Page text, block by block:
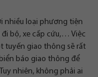
nhiều loại phương tiện
đi bộ, xe cấp cứu,… Việc
tuyến giao thông sẽ rất
báo giao thông để
nhiên, không phải ai